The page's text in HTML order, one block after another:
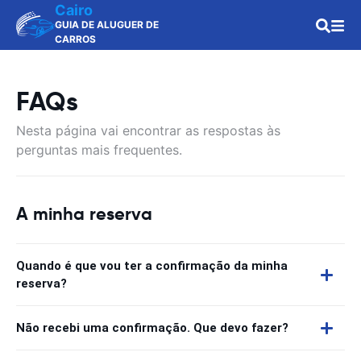
Cairo
GUIA DE ALUGUER DE
CARROS
FAQs
Nesta página vai encontrar as respostas às
perguntas mais frequentes.
A minha reserva
Quando é que vou ter a confirmação da minha
reserva?
Não recebi uma confirmação. Que devo fazer?